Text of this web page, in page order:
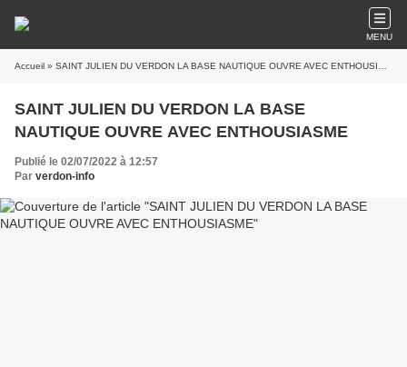
MENU
Accueil » SAINT JULIEN DU VERDON LA BASE NAUTIQUE OUVRE AVEC ENTHOUSIASME
SAINT JULIEN DU VERDON LA BASE
NAUTIQUE OUVRE AVEC ENTHOUSIASME
Publié le 02/07/2022 à 12:57
Par verdon-info